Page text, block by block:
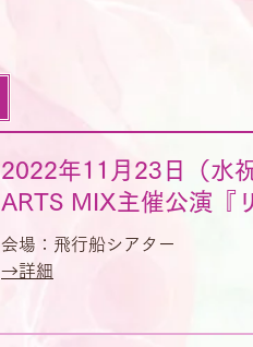
2022年11月23日（水祝
ARTS MIX主催公演『
会場：飛行船シアター
​→詳細